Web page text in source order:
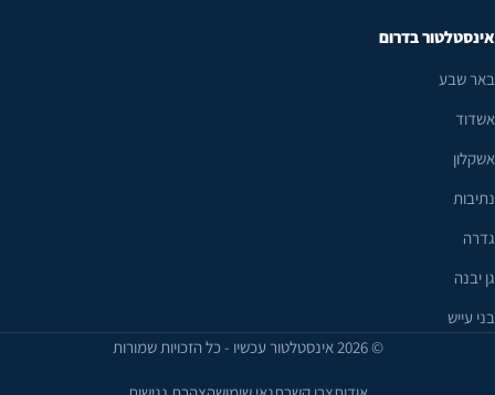
אינסטלטור בדרום
באר שבע
אשדוד
אשקלון
נתיבות
גדרה
גן יבנה
בני עייש
© 2026 אינסטלטור עכשיו - כל הזכויות שמורות